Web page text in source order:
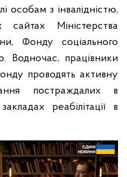
особам з інвалідністю,
Міністерства
Фонду соціального
Водночас, працівники
проводять активну
постраждалих в
реабілітації в